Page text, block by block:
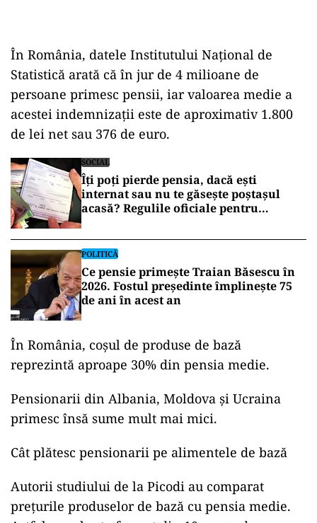
În România, datele Institutului Național de
Statistică arată că în jur de 4 milioane de
persoane primesc pensii, iar valoarea medie a
acestei indemnizații este de aproximativ 1.800
de lei net sau 376 de euro.
SOCIAL
Îți poți pierde pensia, dacă ești
internat sau nu te găsește poștașul
acasă? Regulile oficiale pentru
POLITICĂ
Ce pensie primește Traian Băsescu în
2026. Fostul președinte împlinește 75
de ani în acest an
În România, coșul de produse de bază
reprezintă aproape 30% din pensia medie.
Pensionarii din Albania, Moldova și Ucraina
primesc însă sume mult mai mici.
Cât plătesc pensionarii pe alimentele de bază
Autorii studiului de la Picodi au comparat
prețurile produselor de bază cu pensia medie.